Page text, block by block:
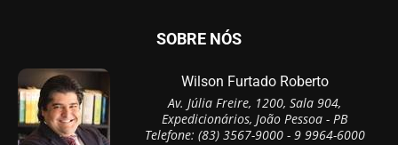
SOBRE NÓS
Wilson Furtado Roberto
Av. Júlia Freire, 1200, Sala 904,
Expedicionários, João Pessoa - PB
Telefone: (83) 3567-9000 - 9 9964-6000